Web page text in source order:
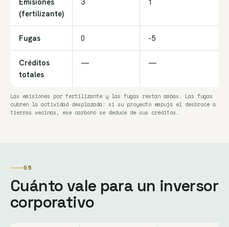
(fertilizante)
Fugas 0 -5
Créditos
totales
— —
Las emisiones por fertilizante y las fugas restan ambas. Las fugas
cubren la actividad desplazada: si su proyecto empuja el desbroce a
tierras vecinas, ese carbono se deduce de sus créditos.
05
Cuánto vale para un inversor
corporativo